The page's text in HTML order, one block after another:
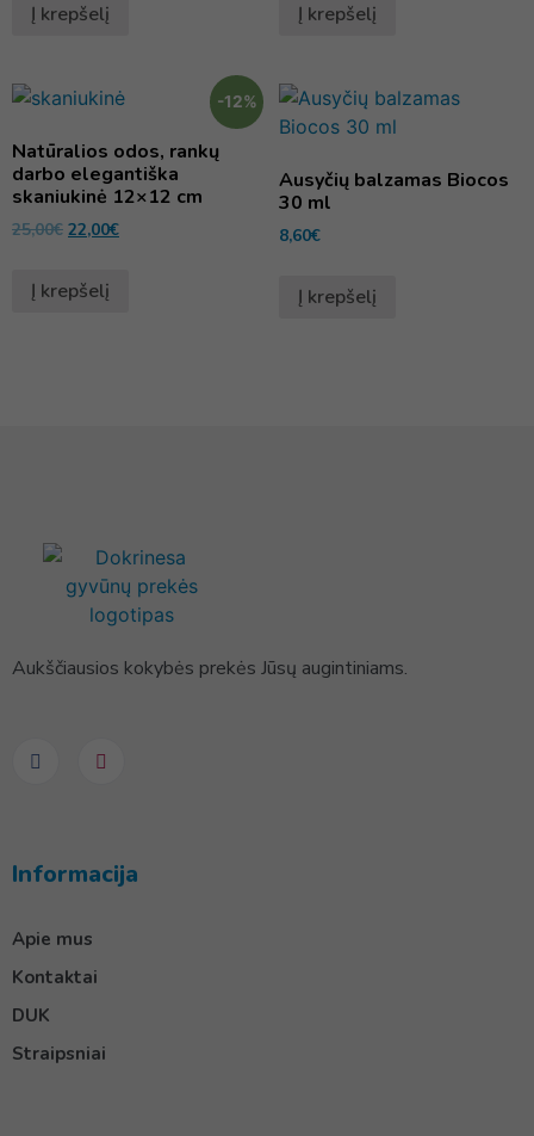
Į krepšelį Į krepšelį
-12%
Natūralios odos, rankų
darbo elegantiška
skaniukinė 12×12 cm
25,00€ 22,00€
Į krepšelį
Ausyčių balzamas Biocos
30 ml
8,60€
Į krepšelį
Aukščiausios kokybės prekės Jūsų augintiniams.
Informacija
Apie mus
Kontaktai
DUK
Straipsniai